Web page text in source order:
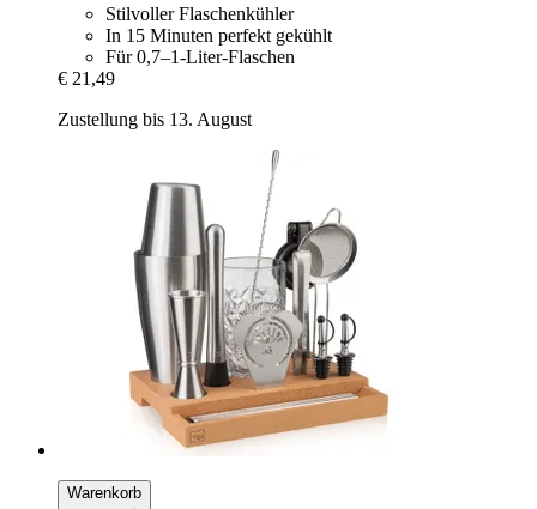
Stilvoller Flaschenkühler
In 15 Minuten perfekt gekühlt
Für 0,7–1-Liter-Flaschen
€ 21,49
Zustellung bis 13. August
Warenkorb